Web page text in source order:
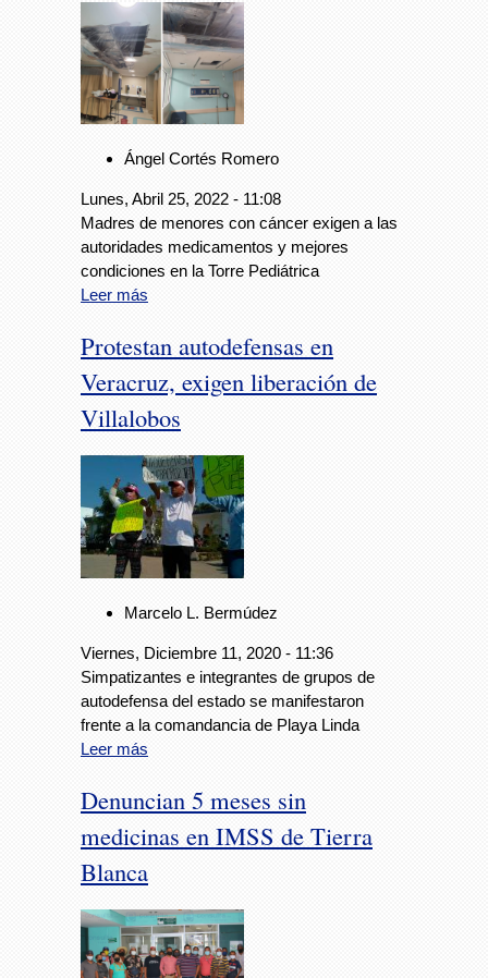
Ángel Cortés Romero
Lunes, Abril 25, 2022 - 11:08
Madres de menores con cáncer exigen a las
autoridades medicamentos y mejores
condiciones en la Torre Pediátrica
Leer más
Protestan autodefensas en
Veracruz, exigen liberación de
Villalobos
Marcelo L. Bermúdez
Viernes, Diciembre 11, 2020 - 11:36
Simpatizantes e integrantes de grupos de
autodefensa del estado se manifestaron
frente a la comandancia de Playa Linda
Leer más
Denuncian 5 meses sin
medicinas en IMSS de Tierra
Blanca